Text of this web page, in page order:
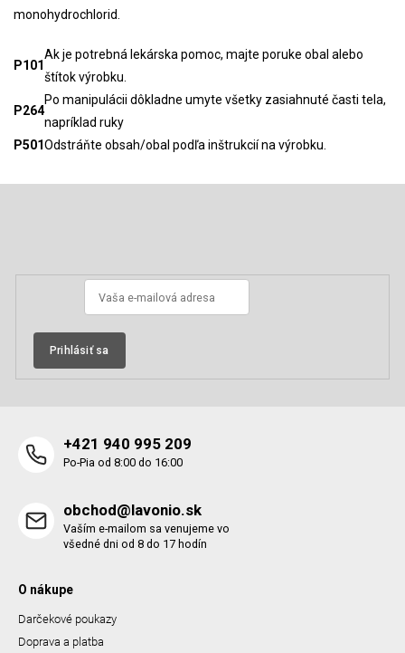
monohydrochlorid.
P101
Ak je potrebná lekárska pomoc, majte poruke obal alebo
štítok výrobku.
P264
Po manipulácii dôkladne umyte všetky zasiahnuté časti tela,
napríklad ruky
P501Odstráňte obsah/obal podľa inštrukcií na výrobku.
Prihlásiť sa
+421 940 995 209
Po-Pia od 8:00 do 16:00
obchod@lavonio.sk
Vaším e-mailom sa venujeme vo
všedné dni od 8 do 17 hodín
O nákupe
Darčekové poukazy
Doprava a platba